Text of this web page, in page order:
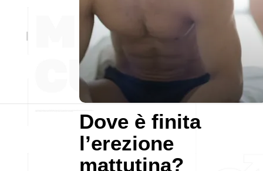
Dove è finita
l’erezione
mattutina?